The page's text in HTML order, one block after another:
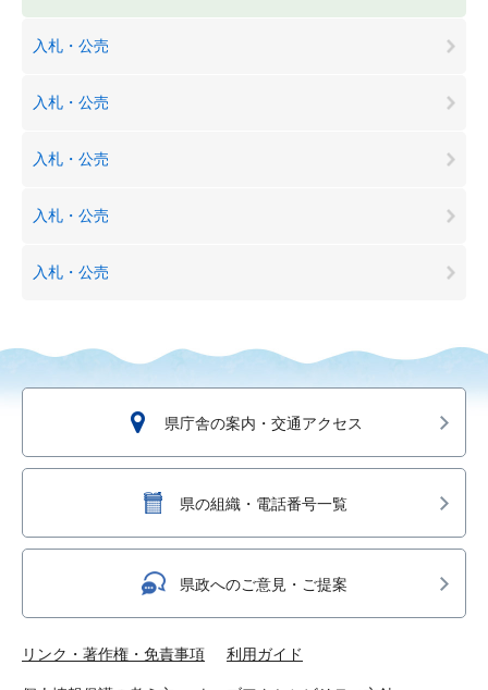
入札・公売
入札・公売
入札・公売
入札・公売
入札・公売
県庁舎の案内・交通アクセス
県の組織・電話番号一覧
県政へのご意見・ご提案
リンク・著作権・免責事項 利用ガイド